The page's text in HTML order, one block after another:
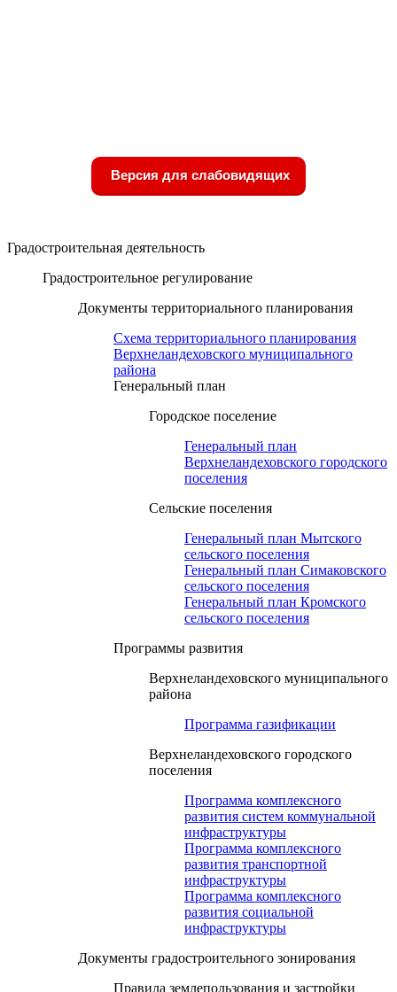
Версия для слабовидящих
Градостроительная деятельность
Градостроительное регулирование
Документы территориального планирования
Схема территориального планирования
Верхнеландеховского муниципального
района
Генеральный план
Городское поселение
Генеральный план
Верхнеландеховского городского
поселения
Сельские поселения
Генеральный план Мытского
сельского поселения
Генеральный план Симаковского
сельского поселения
Генеральный план Кромского
сельского поселения
Программы развития
Верхнеландеховского муниципального
района
Программа газификации
Верхнеландеховского городского
поселения
Программа комплексного
развития систем коммунальной
инфраструктуры
Программа комплексного
развития транспортной
инфраструктуры
Программа комплексного
развития социальной
инфраструктуры
Документы градостроительного зонирования
Правила землепользования и застройки